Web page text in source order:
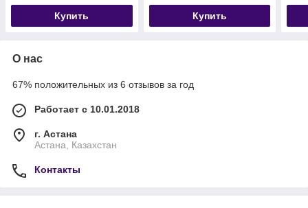
Купить Купить
О нас
67% положительных из 6 отзывов за год
Работает с 10.01.2018
г. Астана
Астана, Казахстан
Контакты